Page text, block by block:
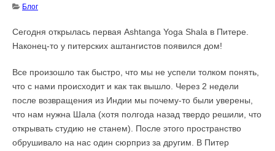
Блог
Сегодня открылась первая Ashtanga Yoga Shala в Питере.
Наконец-то у питерских аштангистов появился дом!
Все произошло так быстро, что мы не успели толком понять,
что с нами происходит и как так вышло. Через 2 недели
после возвращения из Индии мы почему-то были уверены,
что нам нужна Шала (хотя полгода назад твердо решили, что
открывать студию не станем). После этого пространство
обрушивало на нас один сюрприз за другим. В Питер